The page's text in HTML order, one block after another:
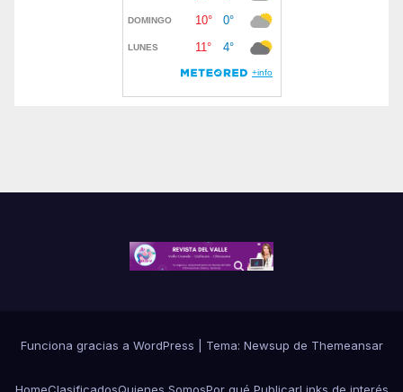
Funciona gracias a WordPress Tema: Newsup de Themeansar
HomeClasificadosQuienes SomosPor qué PublicarLinks de interés